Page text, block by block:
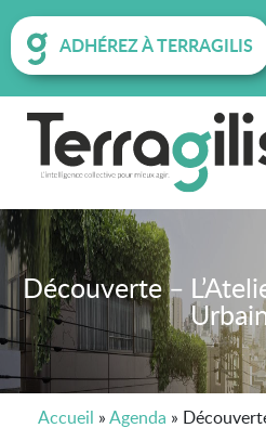
ADHÉREZ À TERRAGILIS
Découverte –
Accueil »Agenda »